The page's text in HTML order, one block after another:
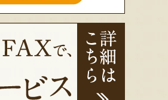
す。「愛甘水」や「王秋」な
ど、旬の品種をお届けしま
す。